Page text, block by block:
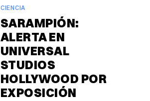
CIENCIA
SARAMPIÓN:
ALERTA EN
UNIVERSAL
STUDIOS
HOLLYWOOD POR
EXPOSICIÓN